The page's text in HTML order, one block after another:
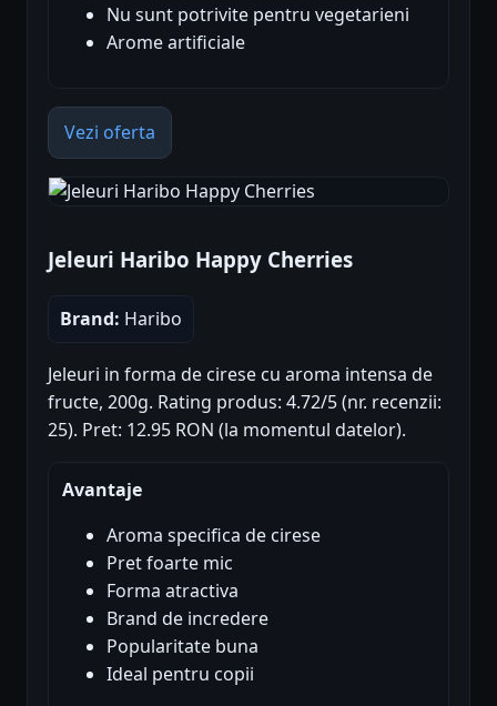
Nu sunt potrivite pentru vegetarieni
Arome artificiale
Vezi oferta
Jeleuri Haribo Happy Cherries
Brand: Haribo
Jeleuri in forma de cirese cu aroma intensa de
fructe, 200g. Rating produs: 4.72/5 (nr. recenzii:
25). Pret: 12.95 RON (la momentul datelor).
Avantaje
Aroma specifica de cirese
Pret foarte mic
Forma atractiva
Brand de incredere
Popularitate buna
Ideal pentru copii